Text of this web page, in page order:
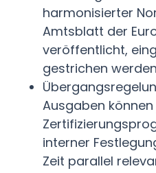
harmonisierter
Amtsblatt der
veröffentlicht,
gestrichen
Ausgaben
interner
Zeit parallel